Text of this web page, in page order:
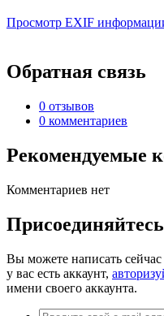
Просмотр EXIF
Обратная связь
0 отзывов
0 комментариев
Рекомендуемые
Комментариев нет
Вы можете написать сейчас
у вас есть аккаунт,
имени своего аккаунта.